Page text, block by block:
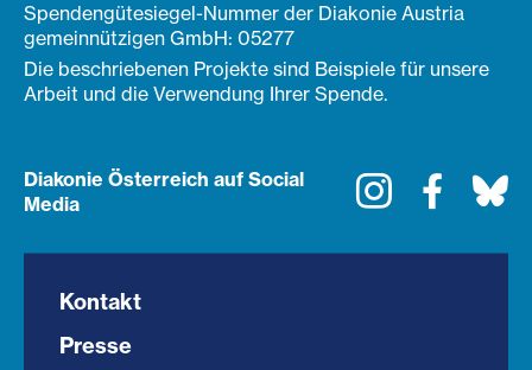
Spendengütesiegel-Nummer der Diakonie Austria
gemeinnützigen GmbH: 05277
Die beschriebenen Projekte sind Beispiele für unsere
Arbeit und die Verwendung Ihrer Spende.
Diakonie Österreich auf Social
Media
Instagram
Kontakt
Presse